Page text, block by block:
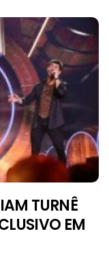
TURNÊ
EM